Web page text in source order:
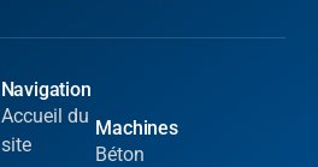
Navigation
Accueil du
site
Machines
Béton